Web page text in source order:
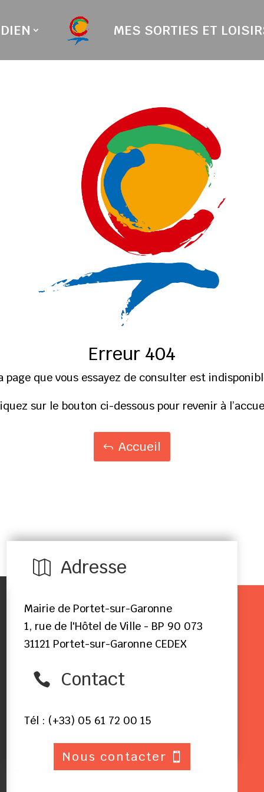
MES SORTIES ET
Erreur 404
page que vous essayez de consulter est
sur le bouton ci-dessous pour revenir à
Accueil
 Adresse
Mairie de Portet-sur-Garonne
1, rue de l'Hôtel de Ville - BP 90 073
31121 Portet-sur-Garonne CEDEX
 Contact
Tél : (+33) 05 61 72 00 15
Nous contacter